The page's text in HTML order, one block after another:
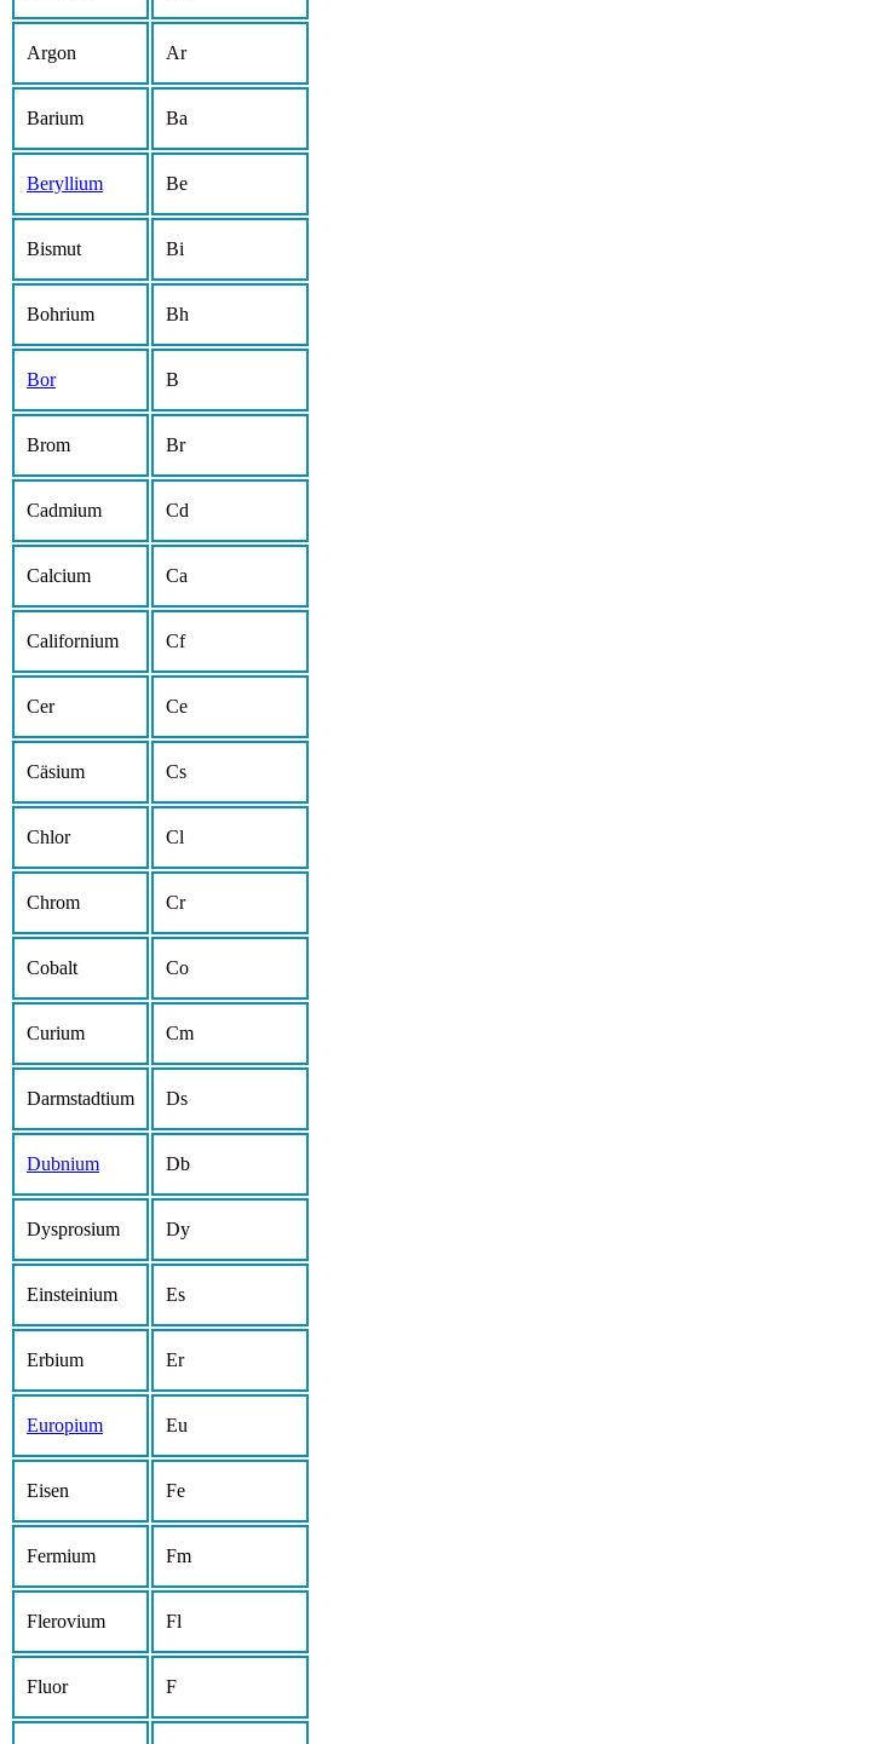
Argon Ar
Barium Ba
Beryllium Be
Bismut Bi
Bohrium Bh
Bor B
Brom Br
Cadmium Cd
Calcium Ca
Californium Cf
Cer Ce
Cäsium Cs
Chlor Cl
Chrom Cr
Cobalt Co
Curium Cm
Darmstadtium Ds
Dubnium Db
Dysprosium Dy
Einsteinium Es
Erbium Er
Europium Eu
Eisen Fe
Fermium Fm
Flerovium Fl
Fluor F